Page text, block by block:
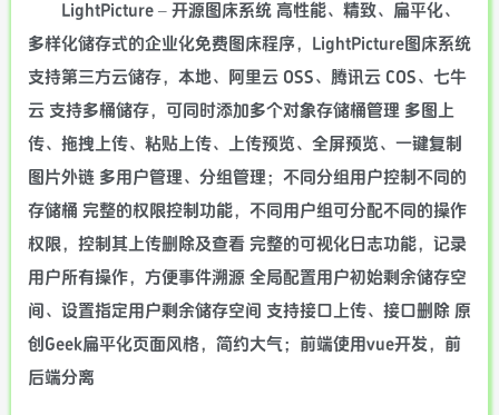
LightPicture – 开源图床系统 高性能、精致、扁平化、
多样化储存式的企业化免费图床程序，LightPicture图床系统
支持第三方云储存，本地、阿里云 OSS、腾讯云 COS、七牛
云 支持多桶储存，可同时添加多个对象存储桶管理 多图上
传、拖拽上传、粘贴上传、上传预览、全屏预览、一键复制
图片外链 多用户管理、分组管理；不同分组用户控制不同的
存储桶 完整的权限控制功能，不同用户组可分配不同的操作
权限，控制其上传删除及查看 完整的可视化日志功能，记录
用户所有操作，方便事件溯源 全局配置用户初始剩余储存空
间、设置指定用户剩余储存空间 支持接口上传、接口删除 原
创Geek扁平化页面风格，简约大气；前端使用vue开发，前
后端分离